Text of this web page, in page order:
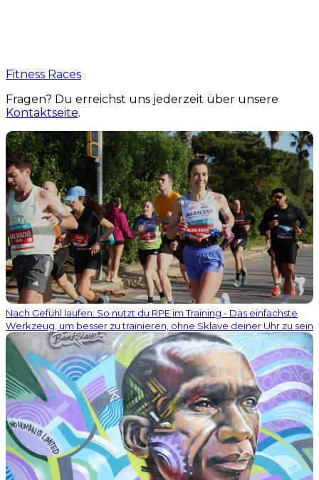
Fitness Races
Fragen? Du erreichst uns jederzeit über unsere
Kontaktseite.
Nach Gefühl laufen: So nutzt du RPE im Training - Das einfachste
Werkzeug, um besser zu trainieren, ohne Sklave deiner Uhr zu sein